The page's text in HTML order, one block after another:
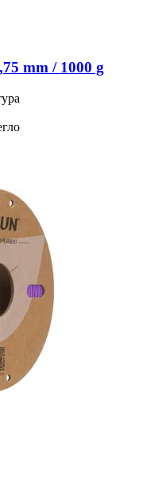
mm / 1000 g